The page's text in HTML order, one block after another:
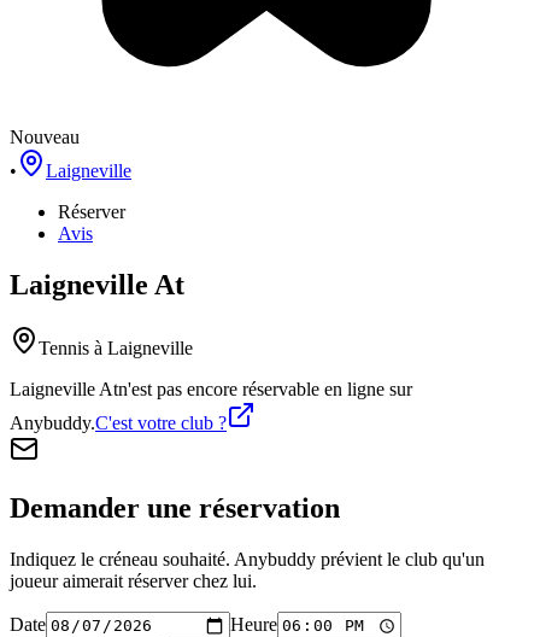
Nouveau
•
Laigneville
Réserver
Avis
Laigneville At
Tennis à Laigneville
Laigneville Atn'est pas encore réservable en ligne sur
Anybuddy.C'est votre club ?
Demander une réservation
Indiquez le créneau souhaité. Anybuddy prévient le club qu'un
joueur aimerait réserver chez lui.
Date Heure